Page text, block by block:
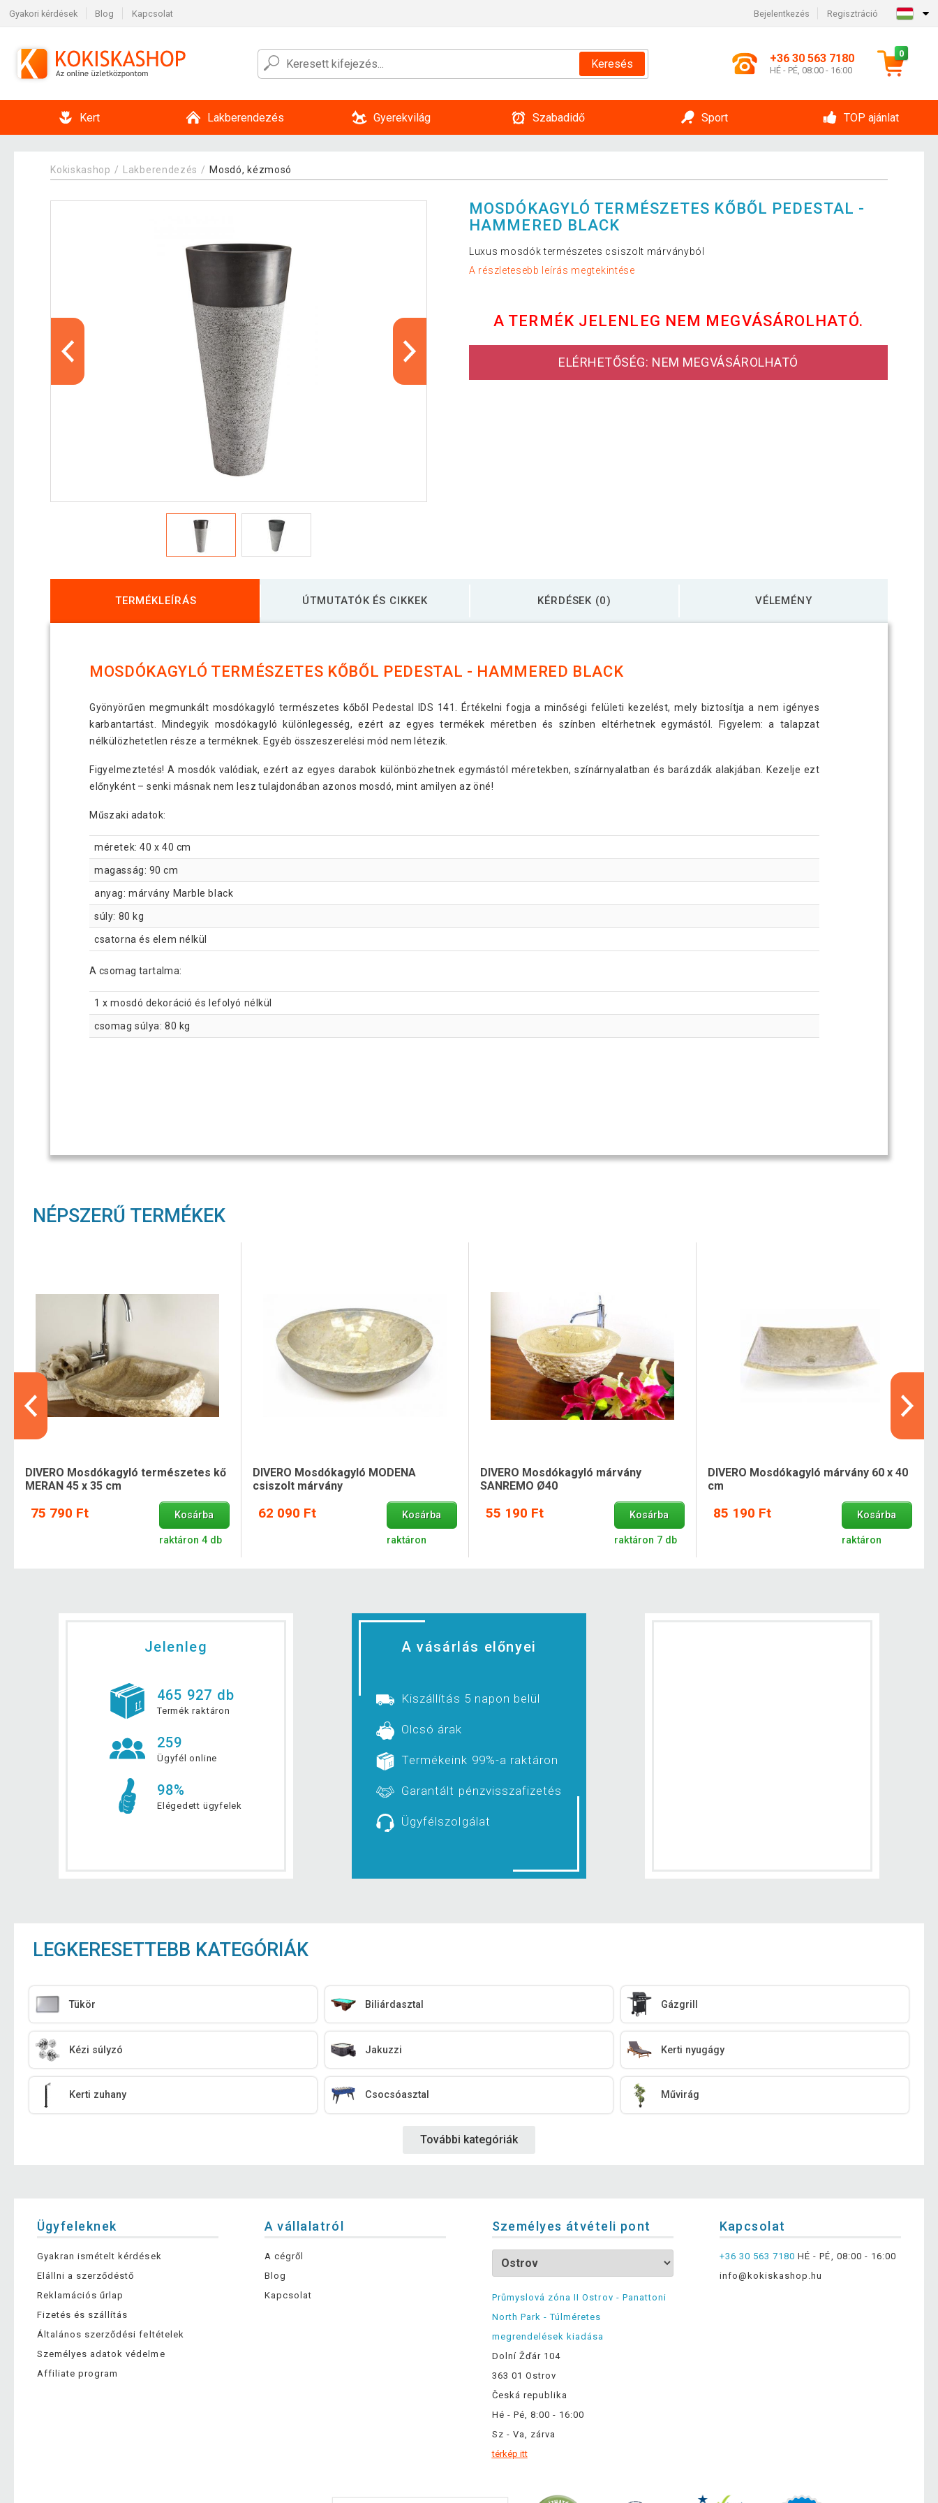
Gyakori kérdések Blog Kapcsolat Bejelentkezés Regisztráció
Keresés +36 30 563 7180
HÉ - PÉ, 08:00 - 16:00
0
Kert Lakberendezés Gyerekvilág Szabadidő Sport TOP ajánlat
Kokiskashop Lakberendezés Mosdó, kézmosó
MOSDÓKAGYLÓ TERMÉSZETES KŐBŐL PEDESTAL -
HAMMERED BLACK
Luxus mosdók természetes csiszolt márványból
A részletesebb leírás megtekintése
A TERMÉK JELENLEG NEM MEGVÁSÁROLHATÓ.
ELÉRHETŐSÉG: NEM MEGVÁSÁROLHATÓ
TERMÉKLEÍRÁS ÚTMUTATÓK ÉS CIKKEK KÉRDÉSEK (0) VÉLEMÉNY
MOSDÓKAGYLÓ TERMÉSZETES KŐBŐL PEDESTAL - HAMMERED BLACK
Gyönyörűen megmunkált mosdókagyló természetes kőből Pedestal IDS 141. Értékelni fogja a minőségi felületi kezelést, mely biztosítja a nem igényes
karbantartást. Mindegyik mosdókagyló különlegesség, ezért az egyes termékek méretben és színben eltérhetnek egymástól. Figyelem: a talapzat
nélkülözhetetlen része a terméknek. Egyéb összeszerelési mód nem létezik.
Figyelmeztetés! A mosdók valódiak, ezért az egyes darabok különbözhetnek egymástól méretekben, színárnyalatban és barázdák alakjában. Kezelje ezt
előnyként – senki másnak nem lesz tulajdonában azonos mosdó, mint amilyen az öné!
Műszaki adatok:
méretek: 40 x 40 cm
magasság: 90 cm
anyag: márvány Marble black
súly: 80 kg
csatorna és elem nélkül
A csomag tartalma:
1 x mosdó dekoráció és lefolyó nélkül
csomag súlya: 80 kg
NÉPSZERŰ TERMÉKEK
DIVERO Mosdókagyló természetes kő
MERAN 45 x 35 cm
75 790 Ft Kosárba
raktáron 4 db
DIVERO Mosdókagyló MODENA
csiszolt márvány
62 090 Ft Kosárba
raktáron
DIVERO Mosdókagyló márvány
SANREMO Ø40
55 190 Ft Kosárba
raktáron 7 db
DIVERO Mosdókagyló márvány 60 x 40
cm
85 190 Ft Kosárba
raktáron
Jelenleg
465 927 db
Termék raktáron
259
Ügyfél online
98%
Elégedett ügyfelek
A vásárlás előnyei
Kiszállítás 5 napon belül
Olcsó árak
Termékeink 99%-a raktáron
Garantált pénzvisszafizetés
Ügyfélszolgálat
LEGKERESETTEBB KATEGÓRIÁK
Tükör Biliárdasztal Gázgrill
Kézi súlyzó Jakuzzi Kerti nyugágy
Kerti zuhany Csocsóasztal Művirág
További kategóriák
Ügyfeleknek
Gyakran ismételt kérdések
Elállni a szerződéstő
Reklamációs űrlap
Fizetés és szállítás
Általános szerződési feltételek
Személyes adatok védelme
Affiliate program
A vállalatról
A cégről
Blog
Kapcsolat
Személyes átvételi pont
Průmyslová zóna II Ostrov - Panattoni
North Park - Túlméretes
megrendelések kiadása
Dolní Žďár 104
363 01 Ostrov
Česká republika
Hé - Pé, 8:00 - 16:00
Sz - Va, zárva
térkép itt
Kapcsolat
+36 30 563 7180 HÉ - PÉ, 08:00 - 16:00
info@kokiskashop.hu